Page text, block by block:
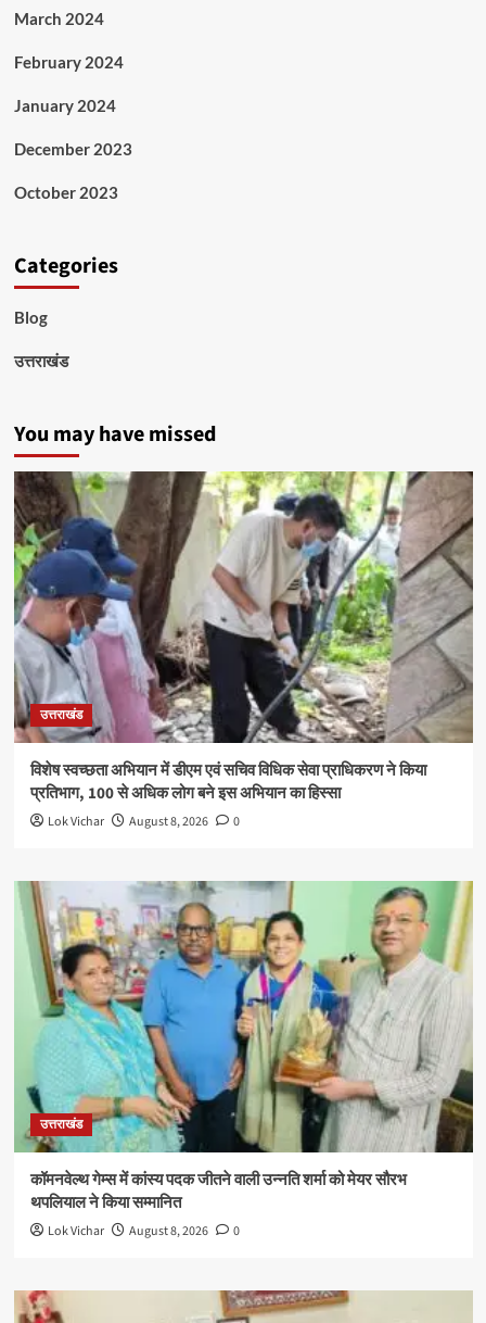
March 2024
February 2024
January 2024
December 2023
October 2023
Categories
Blog
उत्तराखंड
You may have missed
उत्तराखंड
विशेष स्वच्छता अभियान में डीएम एवं सचिव विधिक सेवा प्राधिकरण ने किया
प्रतिभाग, 100 से अधिक लोग बने इस अभियान का हिस्सा
Lok Vichar August 8, 2026 0
उत्तराखंड
कॉमनवेल्थ गेम्स में कांस्य पदक जीतने वाली उन्नति शर्मा को मेयर सौरभ
थपलियाल ने किया सम्मानित
Lok Vichar August 8, 2026 0